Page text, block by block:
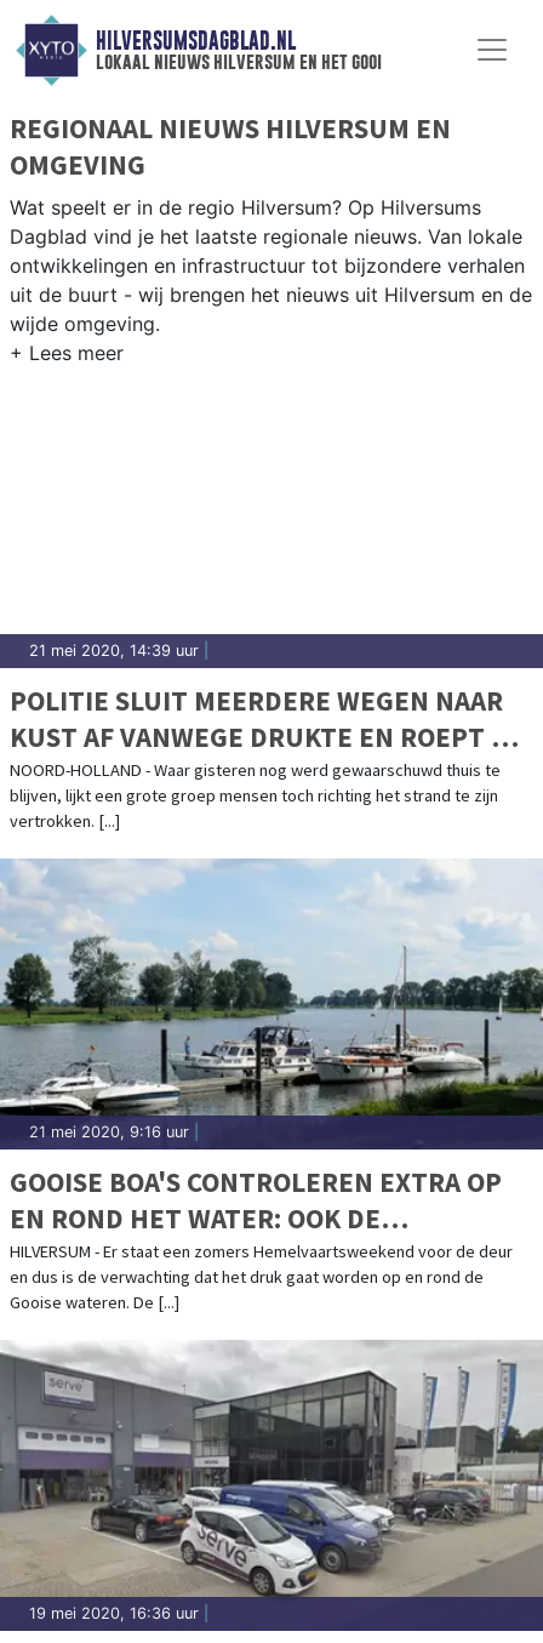
HILVERSUMSDAGBLAD.NL
lokaal nieuws hilversum en het gooi
REGIONAAL NIEUWS HILVERSUM EN
OMGEVING
Wat speelt er in de regio Hilversum? Op Hilversums
Dagblad vind je het laatste regionale nieuws. Van lokale
ontwikkelingen en infrastructuur tot bijzondere verhalen
uit de buurt - wij brengen het nieuws uit Hilversum en de
wijde omgeving.
21 mei 2020, 14:39 uur
POLITIE SLUIT MEERDERE WEGEN NAAR
KUST AF VANWEGE DRUKTE EN ROEPT OP:
"KOM NIET NAAR STRAND!"
NOORD-HOLLAND - Waar gisteren nog werd gewaarschuwd thuis te
blijven, lijkt een grote groep mensen toch richting het strand te zijn
vertrokken. [...]
21 mei 2020, 9:16 uur
GOOISE BOA'S CONTROLEREN EXTRA OP
EN ROND HET WATER: OOK DE
BRANDWEER HELPT
HILVERSUM - Er staat een zomers Hemelvaartsweekend voor de deur
en dus is de verwachting dat het druk gaat worden op en rond de
Gooise wateren. De [...]
19 mei 2020, 16:36 uur